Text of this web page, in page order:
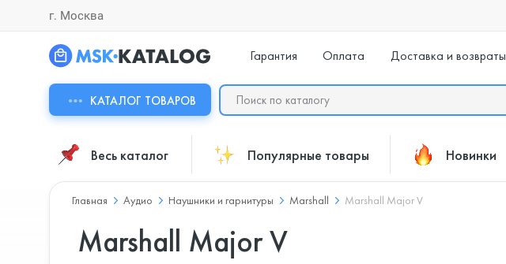
г. Москва
Гарантия Оплата Доставка и возвраты
КАТАЛОГ ТОВАРОВ
Весь каталог Популярные товары Новинки
Главная Аудио Наушники и гарнитуры Marshall Marshall Major V
Marshall Major V